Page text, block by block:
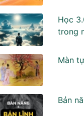
Học
trong
Màn
Bản